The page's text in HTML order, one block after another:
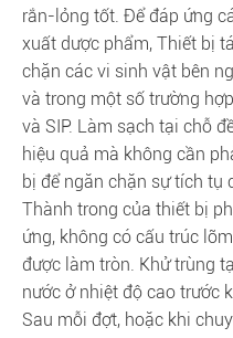
rắn-lỏng tốt. Để đáp ứng
xuất dược phẩm, Thiết bị
chặn các vi sinh vật bên
và trong một số trường
và SIP. Làm sạch tại chỗ
hiệu quả mà không cần
bị để ngăn chặn sự tích tụ
Thành trong của thiết bị
ứng, không có cấu trúc
được làm tròn. Khử trùng
nước ở nhiệt độ cao trước
Sau mỗi đợt, hoặc khi